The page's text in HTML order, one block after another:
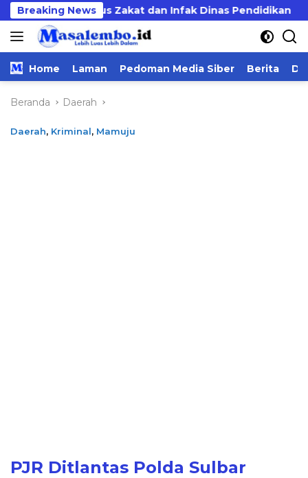
Langsung
ke
konten
Breaking News
Kasus Zakat dan Infak Dinas Pendidikan
Home Laman Pedoman Media Siber Berita
Beranda Daerah
Daerah, Kriminal, Mamuju
PJR Ditlantas Polda Sulbar